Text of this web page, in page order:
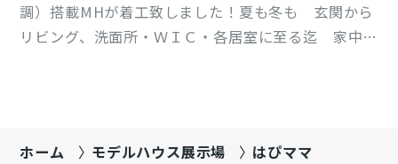
調）搭載MHが着工致しました！夏も冬も 玄関から
リビング、洗面所・ＷＩＣ・各居室に至る迄 家中ど
ホーム モデルハウス展示場
はぴママ